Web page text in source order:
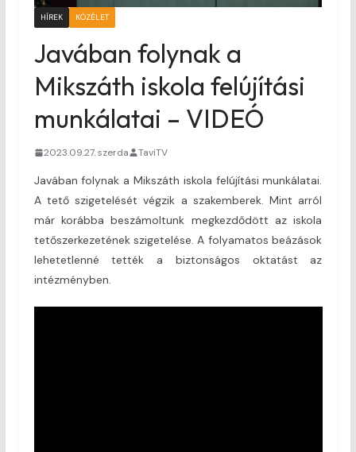
HÍREK KÖZÉLET
Javában folynak a
Mikszáth iskola felújítási
munkálatai – VIDEÓ
2023.09.27. szerda TaviTV
Javában folynak a Mikszáth iskola felújítási munkálatai.
A tető szigetelését végzik a szakemberek. Mint arról
már korábba beszámoltunk megkezdődött az iskola
tetőszerkezetének szigetelése. A folyamatos beázások
lehetetlenné tették a biztonságos oktatást az
intézményben.